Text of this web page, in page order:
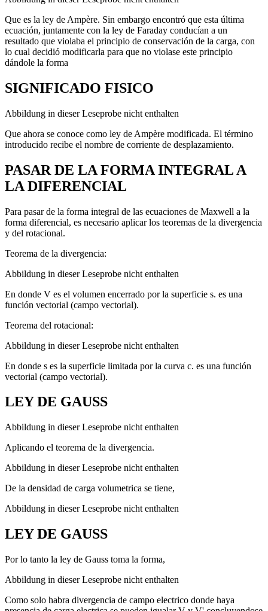
Que es la ley de Ampère. Sin embargo encontró que esta última
ecuación, juntamente con la ley de Faraday conducían a un
resultado que violaba el principio de conservación de la carga, con
lo cual decidió modificarla para que no violase este principio
dándole la forma
SIGNIFICADO FISICO
Abbildung in dieser Leseprobe nicht enthalten
Que ahora se conoce como ley de Ampère modificada. El término
introducido recibe el nombre de corriente de desplazamiento.
PASAR DE LA FORMA INTEGRAL A
LA DIFERENCIAL
Para pasar de la forma integral de las ecuaciones de Maxwell a la
forma diferencial, es necesario aplicar los teoremas de la divergencia
y del rotacional.
Teorema de la divergencia:
Abbildung in dieser Leseprobe nicht enthalten
En donde V es el volumen encerrado por la superficie s. es una
función vectorial (campo vectorial).
Teorema del rotacional:
Abbildung in dieser Leseprobe nicht enthalten
En donde s es la superficie limitada por la curva c. es una función
vectorial (campo vectorial).
LEY DE GAUSS
Abbildung in dieser Leseprobe nicht enthalten
Aplicando el teorema de la divergencia.
Abbildung in dieser Leseprobe nicht enthalten
De la densidad de carga volumetrica se tiene,
Abbildung in dieser Leseprobe nicht enthalten
LEY DE GAUSS
Por lo tanto la ley de Gauss toma la forma,
Abbildung in dieser Leseprobe nicht enthalten
Como solo habra divergencia de campo electrico donde haya